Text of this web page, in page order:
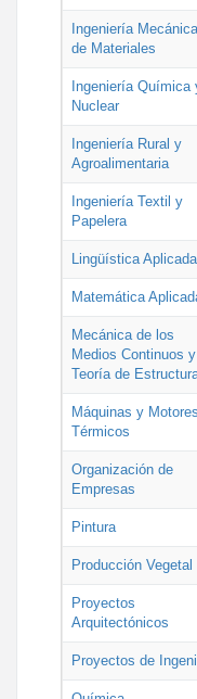
Ingeniería
de Materiales
Ingeniería Química
Nuclear
Ingeniería Rural y
Agroalimentaria
Ingeniería Textil y
Papelera
Lingüística Aplicada
Matemática
Mecánica de los
Medios Continuos y
Teoría de
Máquinas y Motores
Térmicos
Organización de
Empresas
Pintura
Producción Vegetal
Proyectos
Arquitectónicos
Proyectos de